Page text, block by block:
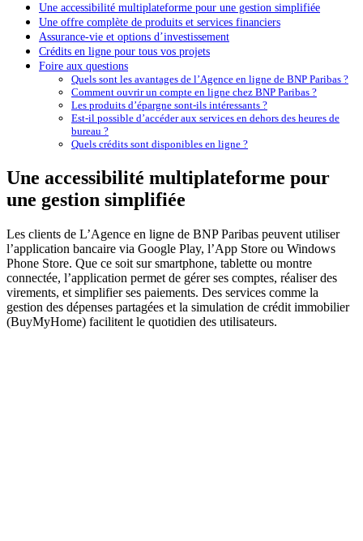
Une accessibilité multiplateforme pour une gestion simplifiée
Une offre complète de produits et services financiers
Assurance-vie et options d’investissement
Crédits en ligne pour tous vos projets
Foire aux questions
Quels sont les avantages de l’Agence en ligne de BNP Paribas ?
Comment ouvrir un compte en ligne chez BNP Paribas ?
Les produits d’épargne sont-ils intéressants ?
Est-il possible d’accéder aux services en dehors des heures de
bureau ?
Quels crédits sont disponibles en ligne ?
Une accessibilité multiplateforme pour
une gestion simplifiée
Les clients de L’Agence en ligne de BNP Paribas peuvent utiliser
l’application bancaire via Google Play, l’App Store ou Windows
Phone Store. Que ce soit sur smartphone, tablette ou montre
connectée, l’application permet de gérer ses comptes, réaliser des
virements, et simplifier ses paiements. Des services comme la
gestion des dépenses partagées et la simulation de crédit immobilier
(BuyMyHome) facilitent le quotidien des utilisateurs.